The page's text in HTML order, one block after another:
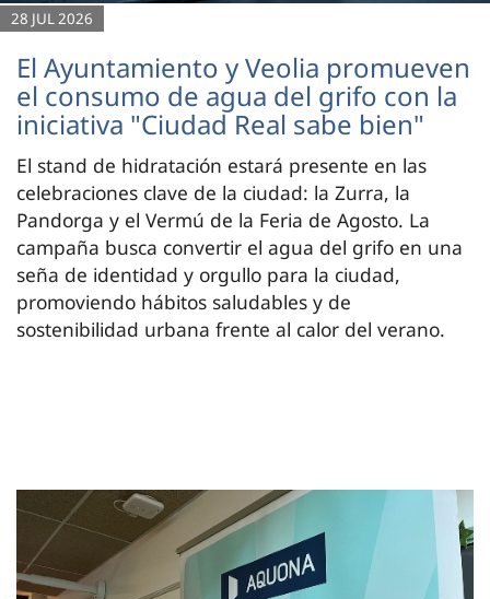
28 JUL 2026
El Ayuntamiento y Veolia promueven
el consumo de agua del grifo con la
iniciativa "Ciudad Real sabe bien"
El stand de hidratación estará presente en las
celebraciones clave de la ciudad: la Zurra, la
Pandorga y el Vermú de la Feria de Agosto. La
campaña busca convertir el agua del grifo en una
seña de identidad y orgullo para la ciudad,
promoviendo hábitos saludables y de
sostenibilidad urbana frente al calor del verano.